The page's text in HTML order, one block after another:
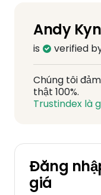
Andy
is verified
Chúng tôi
thật 100%.
Trustindex là
Đăng
giá